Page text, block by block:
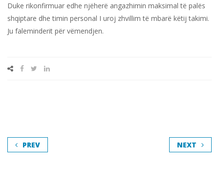
Duke rikonfirmuar edhe njëherë angazhimin maksimal të palës
shqiptare dhe timin personal I uroj zhvillim të mbarë këtij takimi.
Ju faleminderit për vëmendjen.
PREV NEXT